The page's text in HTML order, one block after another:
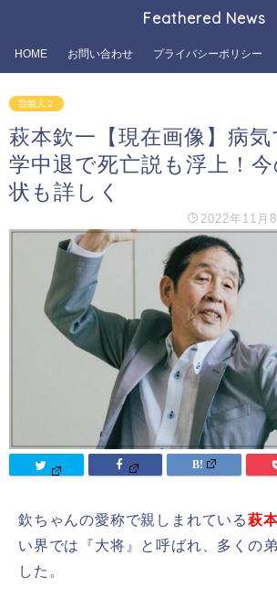
Feathered News
HOME お問い合わせ プライバシーポリシー
芸能人２
萩本欽一【現在画像】病
学中退で死亡説も浮上！
状も詳しく
2022年11月8
欽ちゃんの愛称で親しまれている萩
い界では『大将』と呼ばれ、多くの
した。